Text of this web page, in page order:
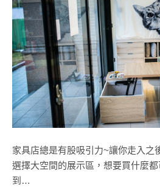
家具店總是有股吸引力~讓你走入之
選擇大空間的展示區，想要買什麼
到…